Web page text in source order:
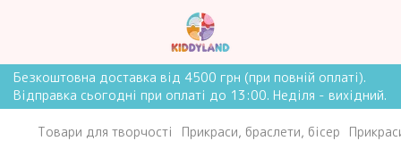
Безкоштовна доставка від 4500 грн (при повній оплаті).
Відправка сьогодні при оплаті до 13:00. Неділя - вихідний.
Товари для творчості Прикраси, браслети, бісер